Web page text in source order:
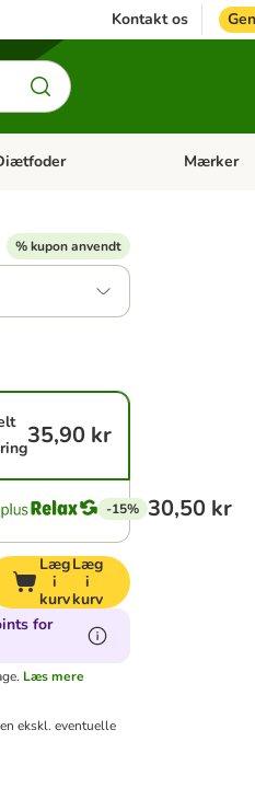
Kontakt os
kategori menu: Hest Åben
Mærker
% kupon anvendt
35,90 kr
-15% 30,50 kr
Læg
i
kurv
Læg
i
kurv
for
Læs mere
ekskl. eventuelle